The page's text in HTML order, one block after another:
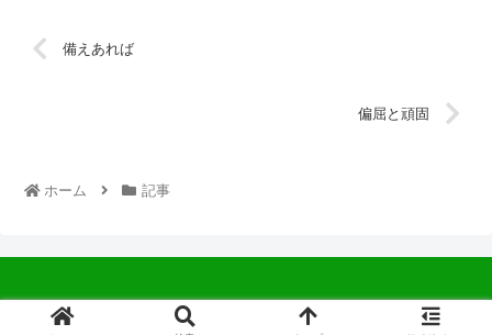
備えあれば
偏屈と頑固
ホーム 記事
© 2022 中広会長ブログ.